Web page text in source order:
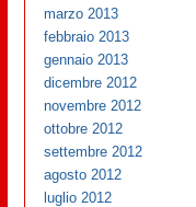
marzo 2013
febbraio 2013
gennaio 2013
dicembre 2012
novembre 2012
ottobre 2012
settembre 2012
agosto 2012
luglio 2012